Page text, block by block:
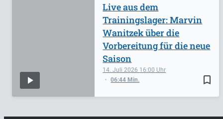
bookmark_border
14. Juli 2026 16:00
06:44 Min.
Live aus dem
Trainingslager: Marvin
Wanitzek über die
Vorbereitung für die neue
Saison